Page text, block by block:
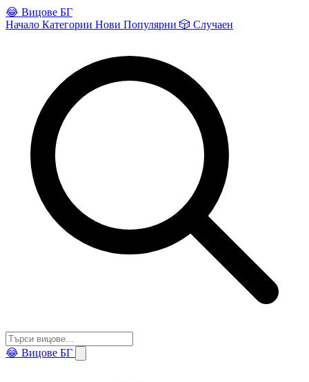
😂 Вицове БГ
Начало Категории Нови Популярни 🎲 Случаен
😂 Вицове БГ